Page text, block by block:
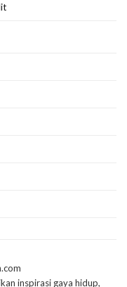
inspirasi gaya hidup,